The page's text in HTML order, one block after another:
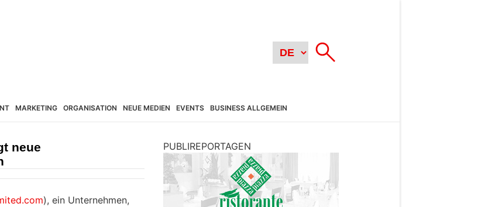
MARKETING ORGANISATION NEUE MEDIEN EVENTS BUSINESS ALLGEMEIN
neue
), ein Unternehmen,
PUBLIREPORTAGEN